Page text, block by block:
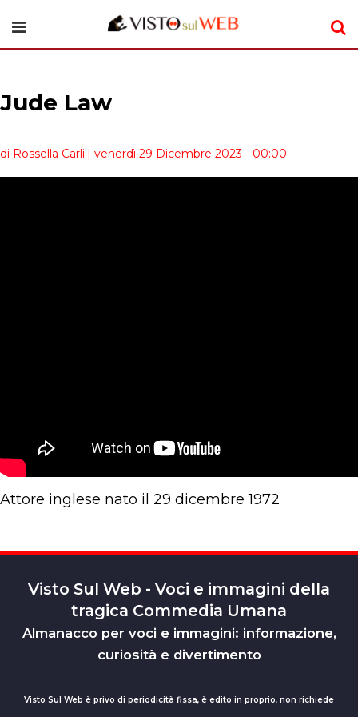
Jude Law
di Rossella Carli | venerdì 29 Dicembre 2023 - 00:00
Attore inglese nato il 29 dicembre 1972
Visto Sul Web - Voci e immagini della
tragica Commedia Umana
Almanacco per voci e immagini: informazione,
curiosità e divertimento
Visto Sul Web è privo di periodicità fissa, è edito in proprio, non richiede